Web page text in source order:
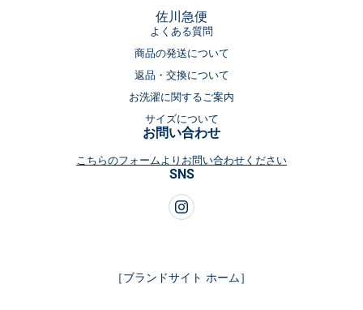
よくある質問
商品の発送について
返品・交換について
お洗濯に関するご案内
サイズについて
お問い合わせ
こちらのフォームよりお問い合わせください
SNS
佐川急便
［ブランドサイト ホーム］